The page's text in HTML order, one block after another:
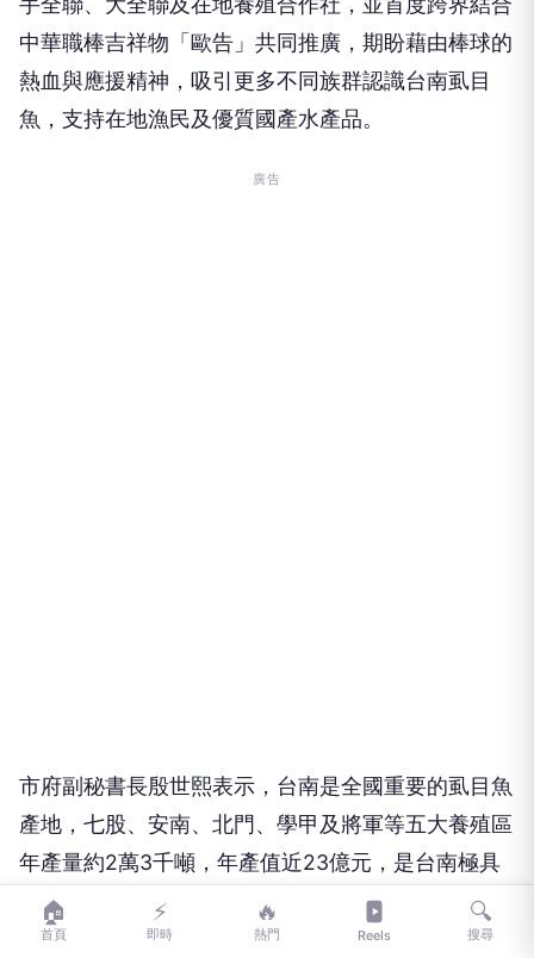
中華職棒吉祥物「歐告」共同推廣，期盼藉由棒球的
熱血與應援精神，吸引更多不同族群認識台南虱目
魚，支持在地漁民及優質國產水產品。
廣告
市府副秘書長殷世熙表示，台南是全國重要的虱目魚
產地，七股、安南、北門、學甲及將軍等五大養殖區
年產量約2萬3千噸，年產值近23億元，是台南極具
代表性的特色漁產。此次透過全聯、大全聯等實體通
路推廣，不僅讓消費者更方便選購新鮮優質的台南虱
🏠
首頁
⚡
即時
🔥
熱門 Reels
🔍
搜尋